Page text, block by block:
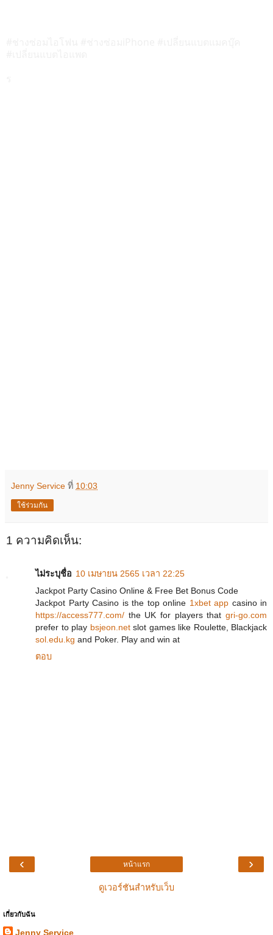
Jenny Service ที่ 10:03
ใช้ร่วมกัน
1 ความคิดเห็น:
ไม่ระบุชื่อ 10 เมษายน 2565 เวลา 22:25
Jackpot Party Casino Online & Free Bet Bonus Code
Jackpot Party Casino is the top online 1xbet app casino in
https://access777.com/ the UK for players that gri-go.com
prefer to play bsjeon.netslot games like Roulette, Blackjack
sol.edu.kg and Poker. Play and win at
ตอบ
‹ ›
หน้าแรก
ดูเวอร์ชันสำหรับเว็บ
เกี่ยวกับฉัน
Jenny Service